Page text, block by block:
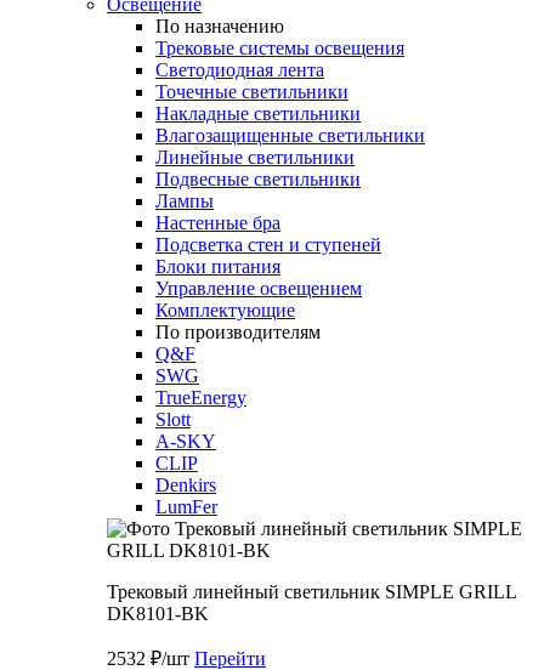
Освещение
По назначению
Трековые системы освещения
Светодиодная лента
Точечные светильники
Накладные светильники
Влагозащищенные светильники
Линейные светильники
Подвесные светильники
Лампы
Настенные бра
Подсветка стен и ступеней
Блоки питания
Управление освещением
Комплектующие
По производителям
Q&F
SWG
TrueEnergy
Slott
A-SKY
CLIP
Denkirs
LumFer
Трековый линейный светильник SIMPLE GRILL
DK8101-BK
2532 ₽/шт Перейти